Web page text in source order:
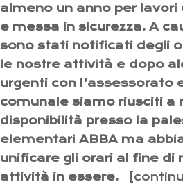
almeno un anno per
e messa in sicurezza. A
sono stati notificati degli
le nostre attività e dopo
urgenti con l’assessorato
comunale siamo riusciti a
disponibilità presso la
elementari ABBA ma
unificare gli orari al fine di
attività in essere.